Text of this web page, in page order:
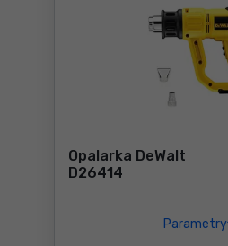
Opalarka DeWalt
D26414
Parametry